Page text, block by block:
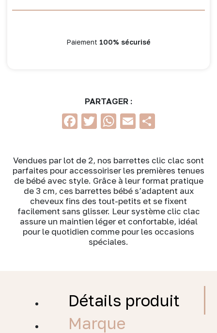
Paiement 100% sécurisé
PARTAGER :
Facebook
Twitter
WhatsApp
Email
Vendues par lot de 2, nos barrettes clic clac sont
parfaites pour accessoiriser les premières tenues
de bébé avec style. Grâce à leur format pratique
de 3 cm, ces barrettes bébé s’adaptent aux
cheveux fins des tout-petits et se fixent
facilement sans glisser. Leur système clic clac
assure un maintien léger et confortable, idéal
pour le quotidien comme pour les occasions
spéciales.
Détails produit
Marque